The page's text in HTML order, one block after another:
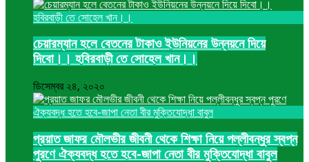
চেয়ারম্যান হলে বেতনের টাকাও ইউনিয়নের উন্নয়নে দিয়ে
দিবো।। হবিরবাড়ী তে সোহেল খান।।
ডিসেম্বর ২৪, ২০২০
প্রয়াত জাফর মৌলভীর জীবনী থেকে শিক্ষা নিয়ে পল্লীবন্ধুর স্বপ্ন
পুরণে ঐক্যবদ্ধ হতে হবে-জাপা নেতা বীর মুক্তিযোদ্ধা বাবুল